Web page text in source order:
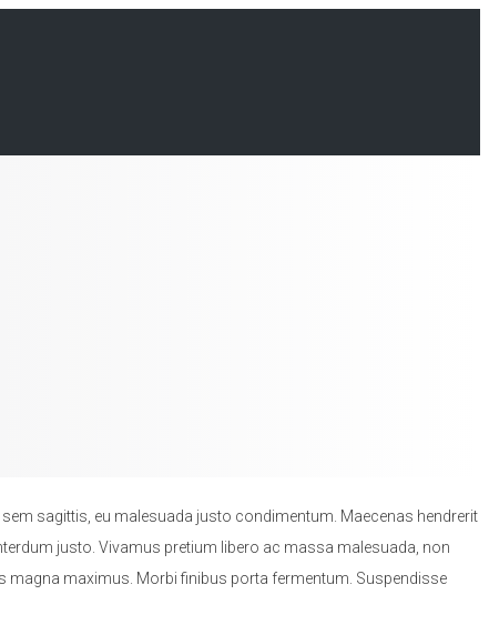
sagittis, eu malesuada justo condimentum. Maecenas hendrerit
justo. Vivamus pretium libero ac massa malesuada, non
magna maximus. Morbi finibus porta fermentum. Suspendisse